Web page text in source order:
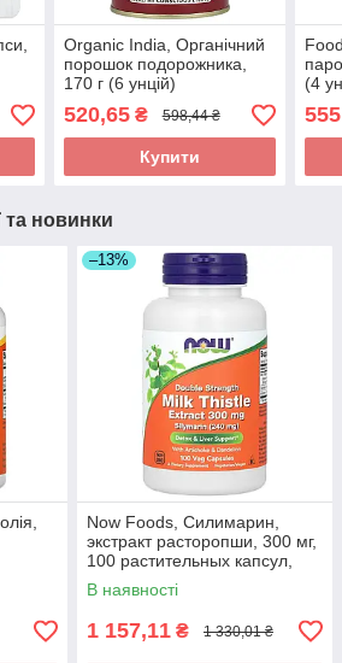
Organic India, Органічний
порошок подорожника,
170 г (6 унцій)
520,65₴ 598,44 ₴
Купити
(4
та новинки
–13%
Now Foods, Силимарин,
экстракт расторопши, 300 мг,
100 растительных капсул,
оригінал
В наявності
1 157,11 ₴ 1 330,01 ₴